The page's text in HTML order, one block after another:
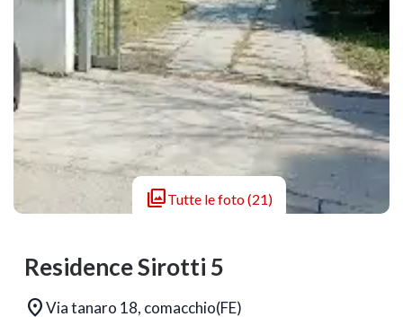
Tutte le foto (21)
Residence Sirotti 5
Via tanaro 18, comacchio(FE)